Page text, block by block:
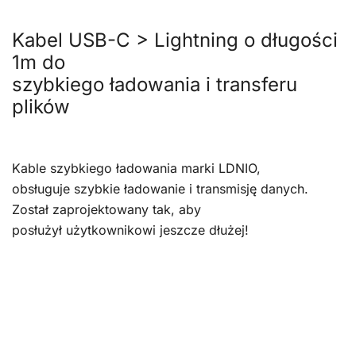
Kabel USB-C > Lightning o długości
1m do
szybkiego ładowania i transferu
plików
Kable szybkiego ładowania marki LDNIO,
obsługuje szybkie ładowanie i transmisję danych.
Został zaprojektowany tak, aby
posłużył użytkownikowi jeszcze dłużej!